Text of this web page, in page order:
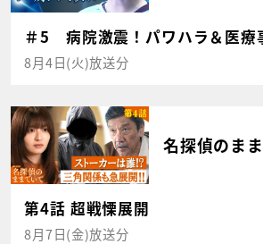
＃5 病院激震！パワハラ＆医療
8月4日(火)放送分
名探偵のま
第4話 超戦慄展開
8月7日(金)放送分